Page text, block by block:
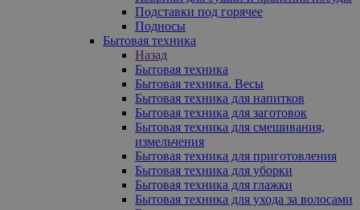
Подставки под горячее
Подносы
Бытовая техника
Назад
Бытовая техника
Бытовая техника. Весы
Бытовая техника для напитков
Бытовая техника для заготовок
Бытовая техника для смешивания,
измельчения
Бытовая техника для приготовления
Бытовая техника для уборки
Бытовая техника для глажки
Бытовая техника для ухода за волосами